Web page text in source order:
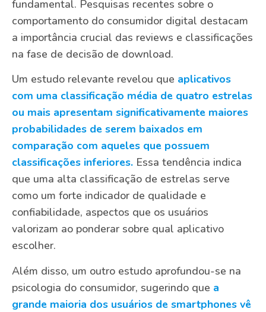
fundamental. Pesquisas recentes sobre o
comportamento do consumidor digital destacam
a importância crucial das reviews e classificações
na fase de decisão de download.
Um estudo relevante revelou que aplicativos
com uma classificação média de quatro estrelas
ou mais apresentam significativamente maiores
probabilidades de serem baixados em
comparação com aqueles que possuem
classificações inferiores. Essa tendência indica
que uma alta classificação de estrelas serve
como um forte indicador de qualidade e
confiabilidade, aspectos que os usuários
valorizam ao ponderar sobre qual aplicativo
escolher.
Além disso, um outro estudo aprofundou-se na
psicologia do consumidor, sugerindo que a
grande maioria dos usuários de smartphones vê